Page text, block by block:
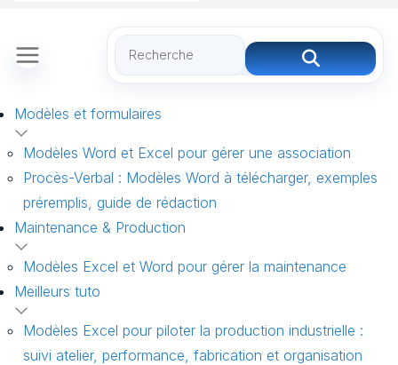
Modèles et formulaires
Modèles Word et Excel pour gérer une association
Procès-Verbal : Modèles Word à télécharger, exemples
préremplis, guide de rédaction
Maintenance & Production
Modèles Excel et Word pour gérer la maintenance
Meilleurs tuto
Modèles Excel pour piloter la production industrielle :
suivi atelier, performance, fabrication et organisation